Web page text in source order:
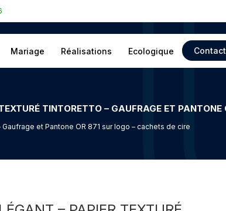
Mariage Réalisations Ecologique Contact
et Pantone OR 871 sur logo – cachets de cire